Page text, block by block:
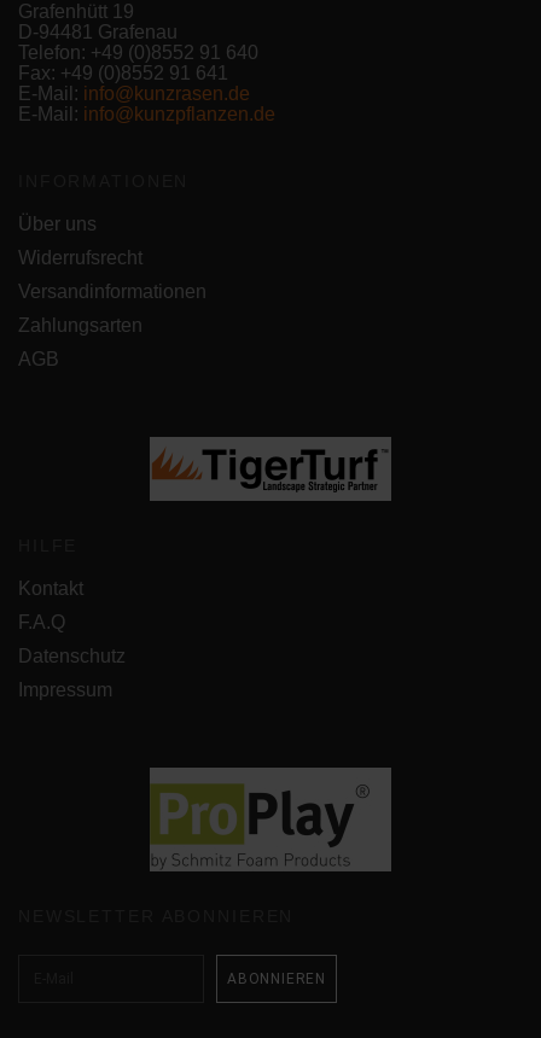
Grafenhütt 19
D-94481 Grafenau
Telefon: +49 (0)8552 91 640
Fax: +49 (0)8552 91 641
E-Mail: info@kunzrasen.de
E-Mail: info@kunzpflanzen.de
Über uns
Widerrufsrecht
Versandinformationen
Zahlungsarten
AGB
Kontakt
F.A.Q
Datenschutz
Impressum